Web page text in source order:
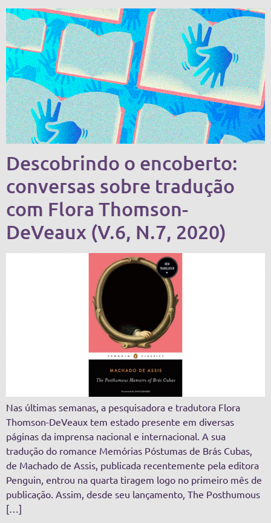
Descobrindo o encoberto:
conversas sobre tradução
com Flora Thomson-
DeVeaux (V.6, N.7, 2020)
Nas últimas semanas, a pesquisadora e tradutora Flora
Thomson-DeVeaux tem estado presente em diversas
páginas da imprensa nacional e internacional. A sua
tradução do romance Memórias Póstumas de Brás Cubas,
de Machado de Assis, publicada recentemente pela editora
Penguin, entrou na quarta tiragem logo no primeiro mês de
publicação. Assim, desde seu lançamento, The Posthumous
[…]